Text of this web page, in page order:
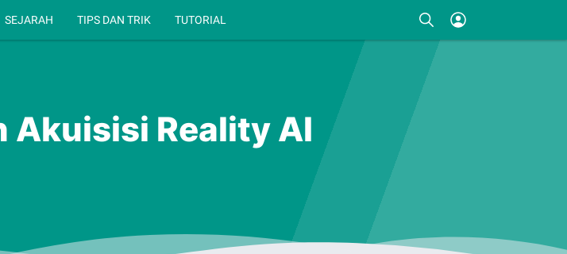
SEJARAH TIPS DAN TRIK TUTORIAL
Akuisisi Reality AI